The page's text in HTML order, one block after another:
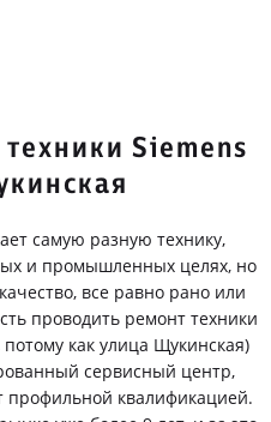
Siemens
самую разную технику,
и промышленных целях, но
все равно рано или
проводить ремонт техники
как улица Щукинская)
сервисный центр,
профильной квалификацией.